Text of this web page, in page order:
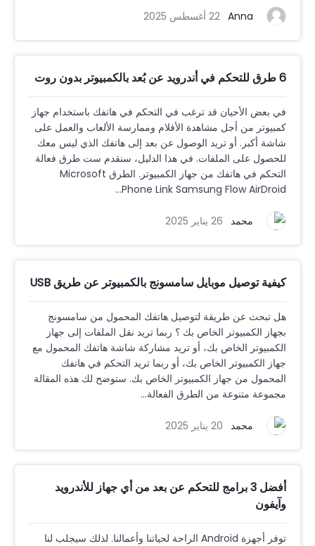
Anna 22 أغسطس 2025
6 طرق للتحكم في أندرويد عن بُعد بالكمبيوتر بدون روت
في بعض الأحيان قد ترغب في التحكم في هاتفك باستخدام جهاز
كمبيوتر من أجل مشاهدة الأفلام وممارسة الألعاب والعمل على
شاشة أكبر. أو تريد الوصول عن بعد إلى هاتفك الذي ليس معك
للحصول على الملفات. في هذا الدليل، سنقدم ست طرق فعالة
التحكم في هاتفك من جهاز الكمبيوتر. الطرق Microsoft
Phone Link Samsung Flow AirDroid...
محمد 26 يناير 2025
كيفية توصيل موبايل سامسونج بالكمبيوتر عن طريق USB
هل تبحث عن طريقة لتوصيل هاتفك المحمول من سامسونج
بجهاز الكمبيوتر الخاص بك ؟ ربما تريد نقل الملفات إلى جهاز
الكمبيوتر الخاص بك، أو تريد مشاركة شاشة هاتفك المحمول مع
جهاز الكمبيوتر الخاص بك، أو ربما تريد التحكم في هاتفك
المحمول من جهاز الكمبيوتر الخاص بك. ستوضح لك هذه المقالة
مجموعة متنوعة من الطرق الفعالة...
محمد 20 يناير 2025
أفضل 3 برامج للتحكم عن بعد من أي جهاز للأندرويد
وآيفون
توفر أجهزة Android الراحة لحياتنا وأعمالنا. لذلك سيجلب لنا